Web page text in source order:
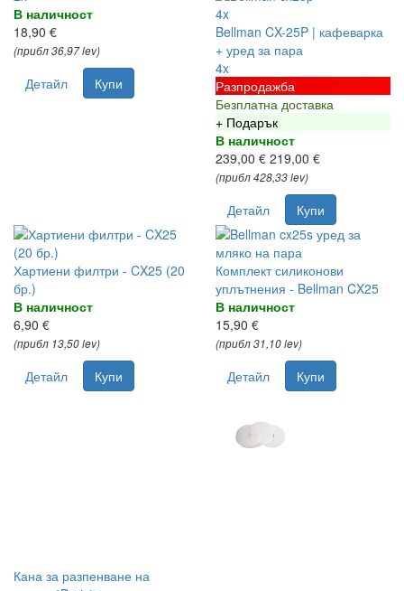
В наличност
18,90 €
(прибл 36,97 lev)
Детайл Купи
4x
Bellman CX-25P | кафеварка
+ уред за пара
4x
Разпродажба
Безплатна доставка
+ Подарък
В наличност
239,00 € 219,00 €
(прибл 428,33 lev)
Детайл Купи
Хартиени филтри - CX25 (20
бр.)
В наличност
6,90 €
(прибл 13,50 lev)
Детайл Купи
Комплект силиконови
уплътнения - Bellman CX25
В наличност
15,90 €
(прибл 31,10 lev)
Детайл Купи
Кана за разпенване на